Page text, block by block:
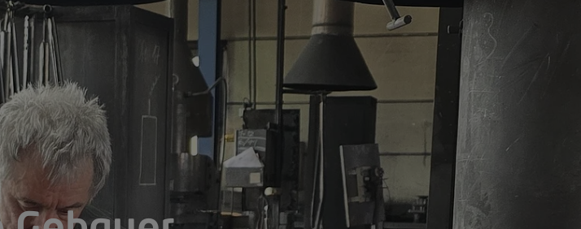
im IHK-Gremium
- das
ein.